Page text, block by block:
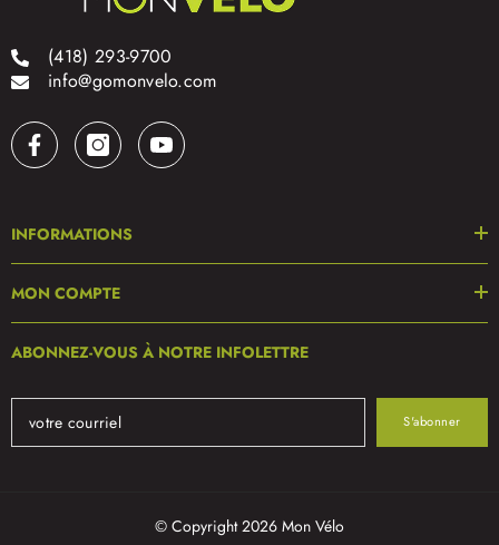
(418) 293-9700
info@gomonvelo.com
INFORMATIONS
MON COMPTE
ABONNEZ-VOUS À NOTRE INFOLETTRE
S'abonner
© Copyright 2026 Mon Vélo